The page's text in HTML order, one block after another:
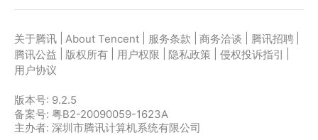
关于腾讯 About Tencent 服务条款 商务洽谈 腾讯招聘
腾讯公益
版权所有 用户权限 隐私政策 侵权投诉指引
用户协议
版本号: 9.2.5
备案号: 粤B2-20090059-1623A
主办者: 深圳市腾讯计算机系统有限公司